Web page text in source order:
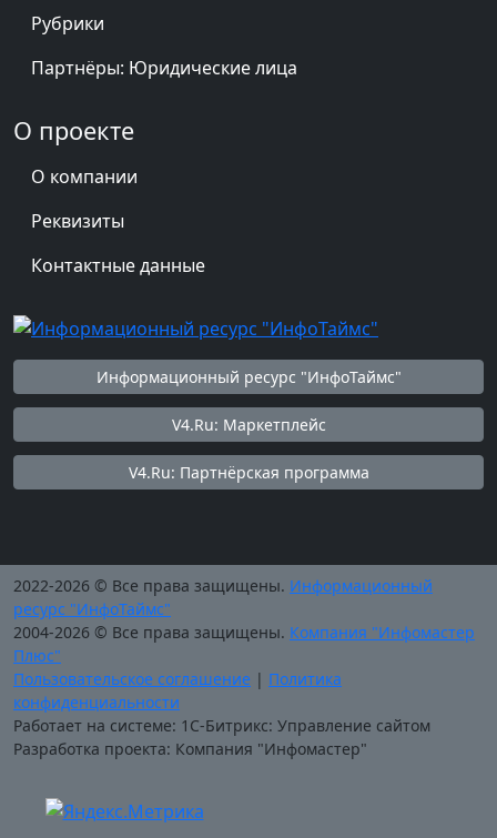
Рубрики
Партнёры: Юридические лица
О проекте
О компании
Реквизиты
Контактные данные
Информационный ресурс "ИнфоТаймс"
V4.Ru: Маркетплейс
V4.Ru: Партнёрская программа
2022-2026 © Все права защищены. Информационный
ресурс "ИнфоТаймс"
2004-2026 © Все права защищены. Компания "Инфомастер
Плюс"
Пользовательское соглашение | Политика
конфиденциальности
Работает на системе: 1С-Битрикс: Управление сайтом
Разработка проекта: Компания "Инфомастер"